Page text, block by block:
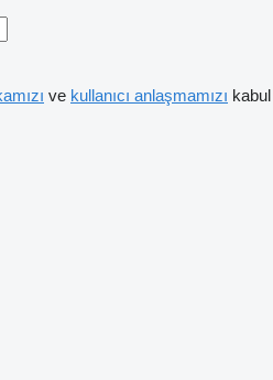
ve kullanıcı anlaşmamızı kabul